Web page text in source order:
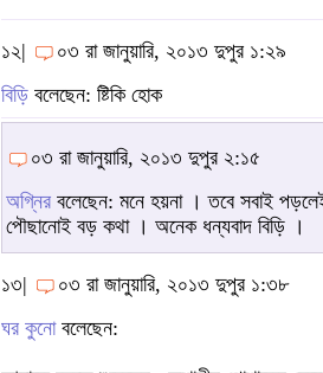
১২|
০৩ রা জানুয়ারি, ২০১৩ দুপুর ১:২৯
বিড়ি বলেছেন: ষ্টিকি হোক
০৩ রা জানুয়ারি, ২০১৩ দুপুর ২:১৫
অগ্নির বলেছেন: মনে হয়না । তবে সবাই
পৌছানোই বড় কথা । অনেক ধন্যবাদ বিড়ি ।
১৩|
০৩ রা জানুয়ারি, ২০১৩ দুপুর ১:৩৮
ঘর কুনোবলেছেন: